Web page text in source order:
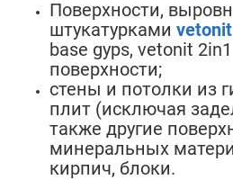
Поверхности,
штукатурками
base gyps, vetonit
поверхности;
стены и потолки из
плит (исключая
также другие
минеральных
кирпич, блоки.